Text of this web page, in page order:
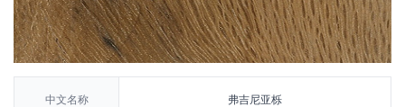
中文名称 弗吉尼亚栎